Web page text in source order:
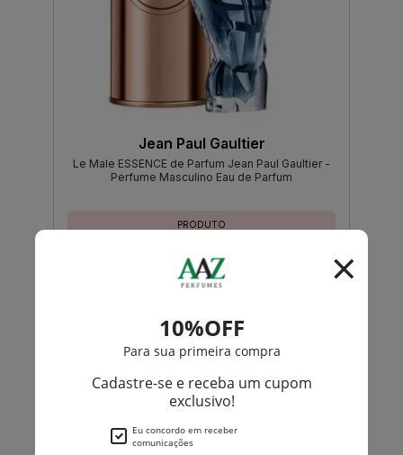
Jean Paul Gaultier
Le Male ESSENCE de Parfum Jean Paul Gaultier -
Perfume Masculino Eau de Parfum
PRODUTO
Avise-me quando disponível:
Ok
Invictus Aqua De Paco Rabanne Masculino Eau De